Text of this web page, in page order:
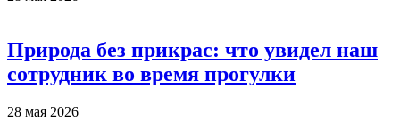
Природа без прикрас: что увидел наш
сотрудник во время прогулки
28 мая 2026